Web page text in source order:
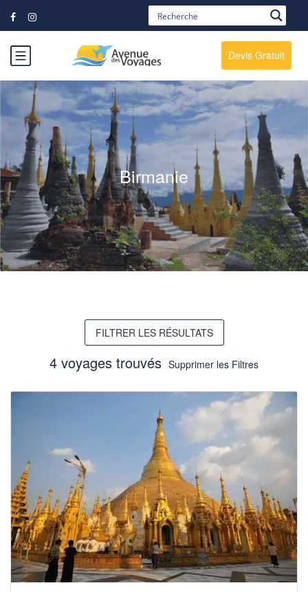
?>
Devis Gratuit
Birmanie
FILTRER LES RÉSULTATS
4 voyages trouvés Supprimer les Filtres